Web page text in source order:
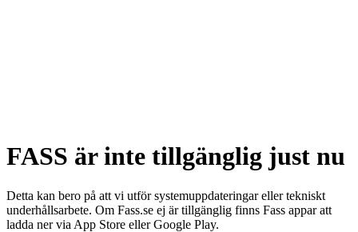
FASS är inte tillgänglig just nu
Detta kan bero på att vi utför systemuppdateringar eller tekniskt
underhållsarbete. Om Fass.se ej är tillgänglig finns Fass appar att
ladda ner via App Store eller Google Play.